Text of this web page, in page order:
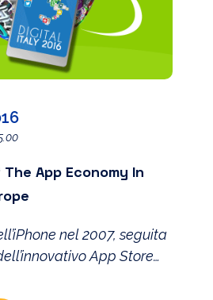
App Economy In
nel 2007, seguita
App Store